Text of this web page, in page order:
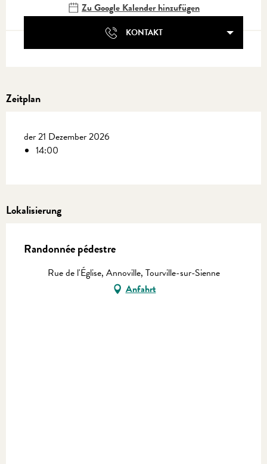
Zu Google Kalender hinzufügen
KONTAKT
Zeitplan
der 21 Dezember 2026
14:00
Lokalisierung
Randonnée pédestre
Rue de l'Église, Annoville, Tourville-sur-Sienne
Anfahrt